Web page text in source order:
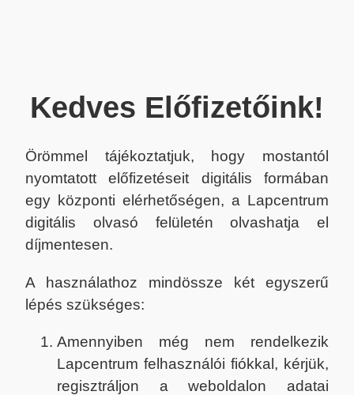
Kedves Előfizetőink!
Örömmel tájékoztatjuk, hogy mostantól
nyomtatott előfizetéseit digitális formában
egy központi elérhetőségen, a Lapcentrum
digitális olvasó felületén olvashatja el
díjmentesen.
A használathoz mindössze két egyszerű
lépés szükséges:
Amennyiben még nem rendelkezik
Lapcentrum felhasználói fiókkal, kérjük,
regisztráljon a weboldalon adatai